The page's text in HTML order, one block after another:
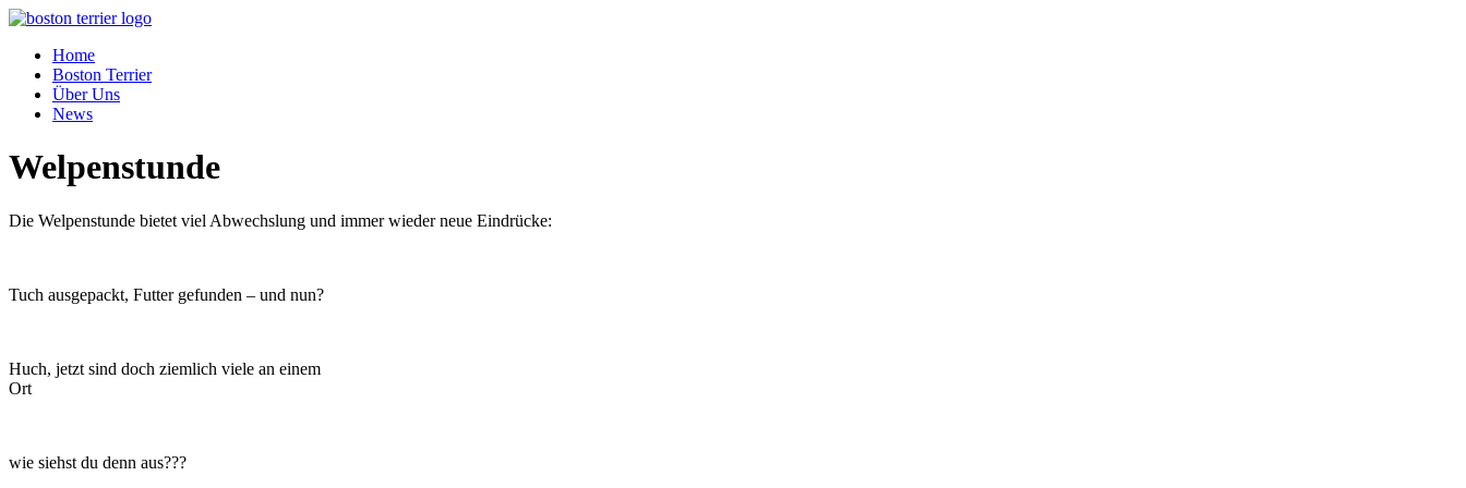
Home
Boston Terrier
Über Uns
News
Welpenstunde
Die Welpenstunde bietet viel Abwechslung und immer wieder neue Eindrücke:
Tuch ausgepackt, Futter gefunden – und nun?
Huch, jetzt sind doch ziemlich viele an einem
Ort
wie siehst du denn aus???